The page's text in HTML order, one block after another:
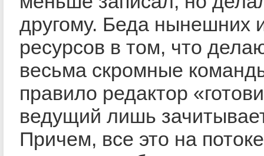
другому. Беда нынешних
ресурсов в том, что
весьма скромные
правило редактор
ведущий лишь
Причем, все это на